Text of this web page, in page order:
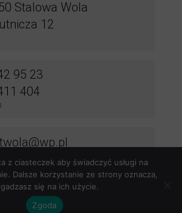
Stalowa Wola
12
95 23
404
Deklaracja dostępności
darmedia.pl
z ciasteczek aby świadczyć usługi na
Dalsze korzystanie ze strony oznacza,
się na ich użycie.
Zgoda